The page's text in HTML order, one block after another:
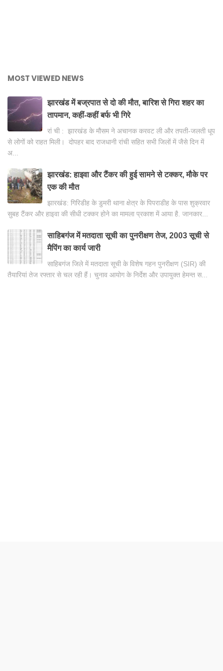
MOST VIEWED NEWS
झारखंड में बज्रपात से दो की मौत, बारिश से गिरा शहर का
तापमान, कहीं-कहीं बर्फ भी गिरे
रां ची : झारखंड के मौसम ने अचानक करवट ली और तपती-जलती धूप
से लोगों को राहत मिली। दोपहर बाद राजधानी रांची सहित सभी जिलों में जैसे दिन में
अ...
झारखंड: हाइवा और टैंकर की हुई सामने से टक्कर, मौके पर
एक की मौत
झारखंड: गिरिडीह के डुमरी थाना क्षेत्र के पिपराडीह के पास शुक्रवार
सुबह टैंकर और हाइवा की सीधी टक्कर होने का मामला प्रकाश में आया है. जानकार...
साहिबगंज में मतदाता सूची का पुनरीक्षण तेज, 2003 सूची से
मैपिंग का कार्य जारी
साहिबगंज जिले में मतदाता सूची के विशेष गहन पुनरीक्षण (SIR) की
तैयारियां तेज रफ्तार से चल रही हैं। चुनाव आयोग के निर्देश और उपायुक्त हेमन्त स...